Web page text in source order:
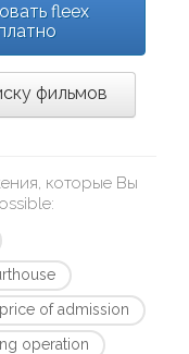
fleex
фильмов
которые Вы
:
price of admission
operation